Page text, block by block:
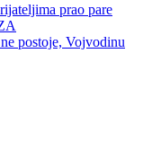
prao pare
postoje, Vojvodinu